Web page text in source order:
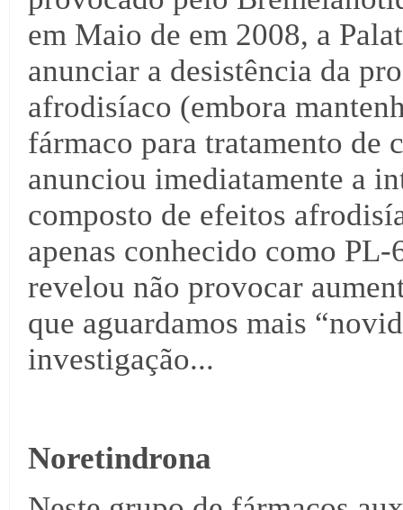
em Maio de em 2008, a
anunciar a desistência da
afrodisíaco (embora
fármaco para tratamento de
anunciou imediatamente a
composto de efeitos
apenas conhecido como
revelou não provocar
que aguardamos mais
investigação...
Noretindrona